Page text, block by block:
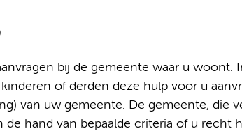
bij de gemeente waar u woont.
of derden deze hulp voor u
van uw gemeente. De gemeente, die
de hand van bepaalde criteria of u recht